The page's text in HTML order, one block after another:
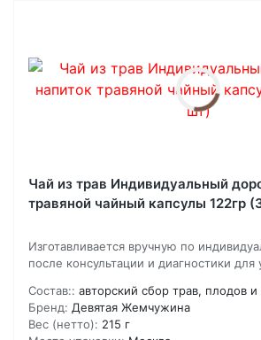
Чай из трав Индивидуальный
травяной чайный капсулы 122гр
Изготавливается вручную по
после консультации и диагностики для
Состав:: авторский сбор трав, плодов и
Бренд: Девятая Жемчужина
Вес (нетто): 215 г